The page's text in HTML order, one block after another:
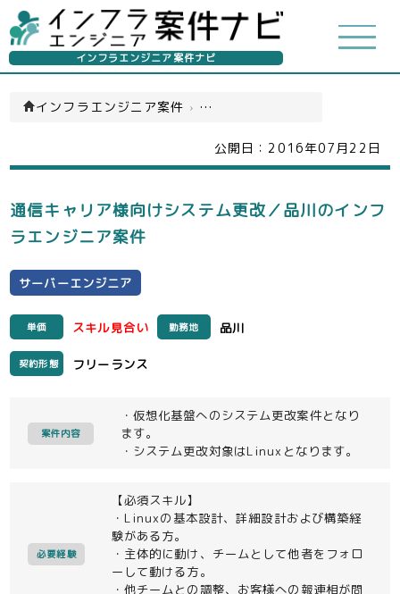
インフラエンジニア案件ナビ
インフラエンジニア案件 › サーバーエンジニア(一覧)
公開日： 2016年07月22日
通信キャリア様向けシステム更改／品川のインフ
ラエンジニア案件
サーバーエンジニア
単価 スキル見合い 勤務地 品川
契約形態 フリーランス
案件内容
・仮想化基盤へのシステム更改案件となり
ます。
・システム更改対象はLinuxとなります。
必要経験
【必須スキル】
・Linuxの基本設計、詳細設計および構築経
験がある方。
・主体的に動け、チームとして他者をフォロ
ーして動ける方。
・他チームとの調整、お客様への報連相が問